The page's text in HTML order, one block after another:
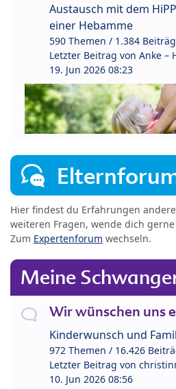
Austausch mit dem
einer Hebamme
590 Themen / 1.384
Letzter Beitrag von Anke –
19. Jun 2026 08:23
Hier findest du Erfahrungen
weiteren Fragen, wende dich
Zum Expertenforum wechseln.
Meine
Wir wünschen uns
Kinderwunsch und
972 Themen / 16.426
Letzter Beitrag von
10. Jun 2026 08:56